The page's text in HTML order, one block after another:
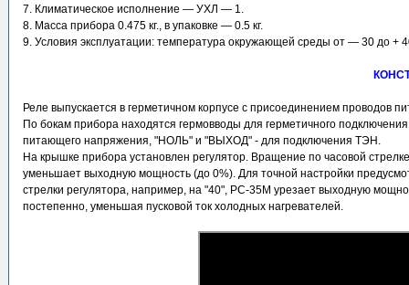
7. Климатическое исполнение ― УХЛ ― 1.
8. Масса прибора 0.475 кг., в упаковке ― 0.5 кг.
9. Условия эксплуатации: температура окружающей среды от ― 30 до +
Реле выпускается в герметичном корпусе с присоединением проводов
По бокам прибора находятся гермовводы для герметичного
питающего напряжения, "НОЛЬ" и "ВЫХОД" - для подключения ТЭН.
На крышке прибора установлен регулятор. Вращение по часовой
уменьшает выходную мощность (до 0%). Для точной настройки
стрелки регулятора, например, на "40", РС-35М урезает выходную
постепенно, уменьшая пусковой ток холодных нагревателей.